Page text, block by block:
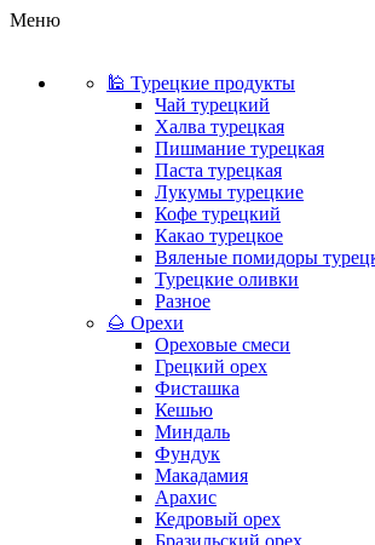
Меню
🕌 Турецкие продукты
Чай турецкий
Халва турецкая
Пишмание турецкая
Паста турецкая
Лукумы турецкие
Кофе турецкий
Какао турецкое
Вяленые помидоры
Турецкие оливки
Разное
🌰 Орехи
Ореховые смеси
Грецкий орех
Фисташка
Кешью
Миндаль
Фундук
Макадамия
Арахис
Кедровый орех
Бразильский орех